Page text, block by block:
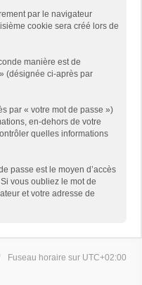
par le navigateur
cookie sera créé lors de
manière est de
(désignée ci-après par
par « votre mot de passe »)
en-dehors de votre
quelles informations
passe est le moyen d’accès
vous oubliez le mot de
et votre adresse de
Fuseau horaire sur UTC+02:00